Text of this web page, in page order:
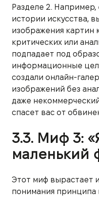
Разделе 2.
истории искусства,
изображения картин
критических или
подпадает под
информационные
создали онлайн-
изображений без
даже
спасет вас от
3.3. Миф 3:
маленький
Этот миф вырастает
понимания